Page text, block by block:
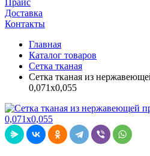
Прайс
Доставка
Контакты
Главная
Каталог товаров
Сетка тканая
Сетка тканая из
0,071х0,055